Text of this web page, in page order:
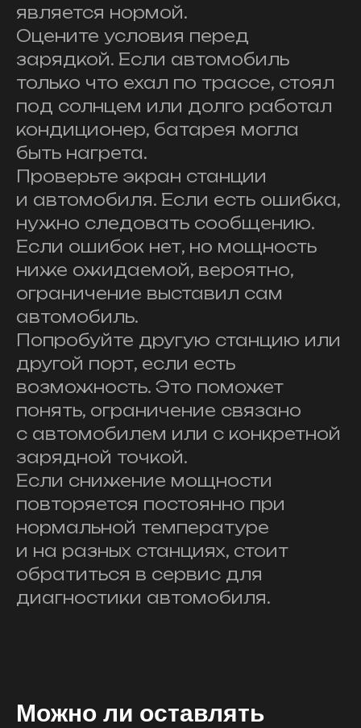
является нормой.
Оцените условия перед
зарядкой. Если автомобиль
только что ехал по трассе, стоял
под солнцем или долго работал
кондиционер, батарея могла
быть нагрета.
Проверьте экран станции
и автомобиля. Если есть ошибка,
нужно следовать сообщению.
Если ошибок нет, но мощность
ниже ожидаемой, вероятно,
ограничение выставил сам
автомобиль.
Попробуйте другую станцию или
другой порт, если есть
возможность. Это поможет
понять, ограничение связано
с автомобилем или с конкретной
зарядной точкой.
Если снижение мощности
повторяется постоянно при
нормальной температуре
и на разных станциях, стоит
обратиться в сервис для
диагностики автомобиля.
Можно ли оставлять